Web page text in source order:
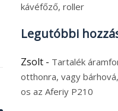
kávéfőző, roller
Legutóbbi
Zsolt - Tartalék
otthonra, vagy
os az Aferiy P210